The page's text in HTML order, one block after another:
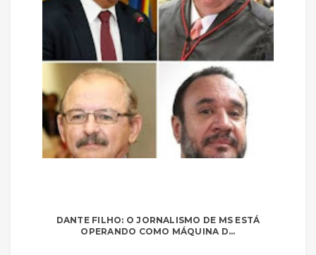
DANTE FILHO: O JORNALISMO DE MS ESTÁ
OPERANDO COMO MÁQUINA D...